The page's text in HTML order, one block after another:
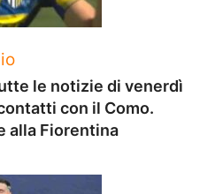
le notizie di venerdì
con il Como.
alla Fiorentina